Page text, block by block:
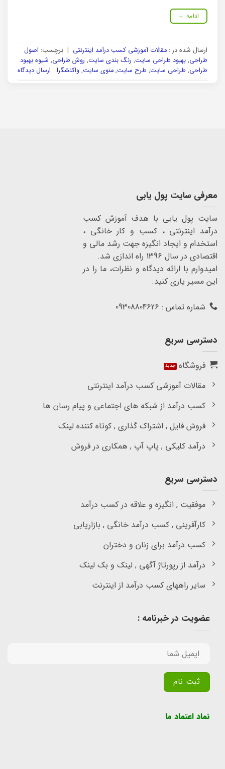
ادامه →
ارسال شده در : مقالات آموزشی کسب درآمد اینترنتی | برچسب: اصول
طراحی, بهبود طراحی سایت, رنگ بندی سایت, روش طراحی, شیوه بهبود
طراحی, طراحی سایت, طرح سایت, منوی سایت, واکنشگرا ارسال دیدگاه
معرفی سایت پول یابی
سایت پول یابی با هدف آموزش کسب
درآمد اینترنتی ، کسب و کار خانگی ،
استخدام و ایجاد انگیزه جهت رشد مالی و
اقتصادی در سال 1396 راه اندازی شد.
امیدوارم با ارائه دیدگاه و نظرات، ما را در
این مسیر یاری کنید.
شماره تماس : 09308804626
دسترسی سریع
فروشگاه
مقالات آموزشی کسب درآمد اینترنتی
کسب درآمد از شبکه های اجتماعی و پیام رسان ها
فروش فایل , اشتراک گذاری , کوتاه کننده لینک
درآمد کلیکی , پاپ آپ , همکاری در فروش
دسترسی سریع
موفقیت , انگیزه و علاقه در کسب درآمد
کارآفرینی , کسب درآمد خانگی , بازاریابی
کسب درآمد برای زنان و دختران
درآمد از رپورتاژ آگهی , لینک و بک لینک
سایر راههای کسب درآمد از اینترنت
عضویت در خبرنامه :
نماد اعتماد ما